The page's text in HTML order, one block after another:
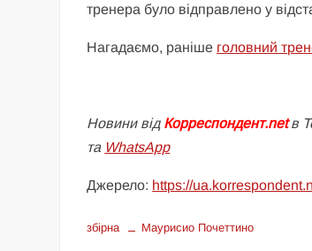
тренера було відправлено у
Нагадаємо, раніше головний
Новини відКорреспондент.netв
та WhatsApp
Джерело: https://
збірна Маурисио Почеттино